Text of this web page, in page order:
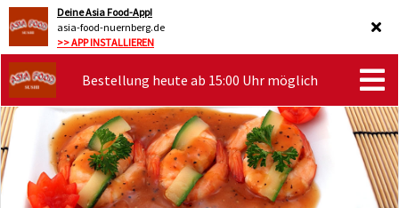
Deine Asia Food-App!
asia-food-nuernberg.de
>> APP INSTALLIEREN
Bestellung heute ab 15:00 Uhr möglich